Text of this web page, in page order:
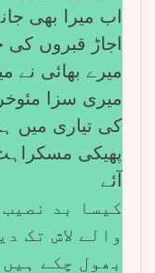
اب میرا بھی
اجاڑ قبروں کی
میرے بھائی نے
میری سزا
کی تیاری میں
پھیکی
آئے
کیسا بد
والے لاش تک
بھول چکے